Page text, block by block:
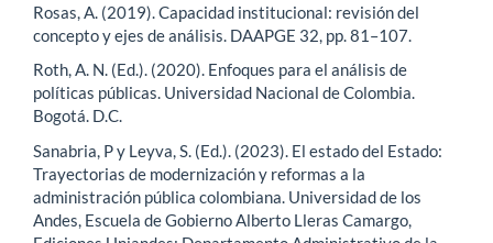
Rosas, A. (2019). Capacidad institucional: revisión del
concepto y ejes de análisis. DAAPGE 32, pp. 81–107.
Roth, A. N. (Ed.). (2020). Enfoques para el análisis de
políticas públicas. Universidad Nacional de Colombia.
Bogotá. D.C.
Sanabria, P y Leyva, S. (Ed.). (2023). El estado del Estado:
Trayectorias de modernización y reformas a la
administración pública colombiana. Universidad de los
Andes, Escuela de Gobierno Alberto Lleras Camargo,